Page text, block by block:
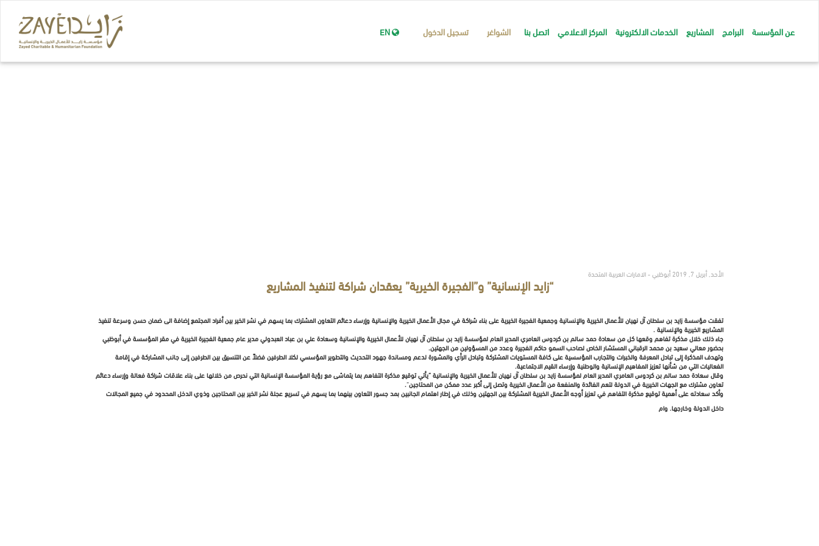
عن المؤسسة البرامج المشاريع الخدمات الالكترونية المركز الاعلامي اتصل بنا الشواغر تسجيل الدخول
الأحد, أبريل 7, 2019 أبوظبي - الامارات العربية المتحدة “زايد الإنسانية” و”الفجيرة الخيرية” يعقدان شراكة لتنفيذ المشاريع
تفقت مؤسسة زايد بن سلطان آل نهيان للأعمال الخيرية والإنسانية وجمعية الفجيرة الخيرية على بناء شراكة في مجال الأعمال الخيرية والإنسانية وإرساء دعائم التعاون المشترك بما يسهم في نشر الخير بين أفراد المجتمع إضافة الى ضمان حسن وسرعة تنفيذ
المشاريع الخيرية والإنسانية .
جاء ذلك خلال مذكرة تفاهم وقعها كل من سعادة حمد سالم بن كردوس العامري المدير العام لمؤسسة زايد بن سلطان آل نهيان للأعمال الخيرية والإنسانية وسعادة علي بن عباد العبدولي مدير عام جمعية الفجيرة الخيرية في مقر المؤسسة في أبوظبي
بحضور معالي سعيد بن محمد الرقباني المستشار الخاص لصاحب السمو حاكم الفجيرة وعدد من المسؤولين من الجهتين.
وتهدف المذكرة إلى تبادل المعرفة والخبرات والتجارب المؤسسية على كافة المستويات المشتركة وتبادل الرأي والمشورة لدعم ومساندة جهود التحديث والتطوير المؤسسي لكلا الطرفين فضلاً عن التنسيق بين الطرفين إلى جانب المشاركة في إقامة
الفعاليات التي من شأنها تعزيز المفاهيم الإنسانية والوطنية وإرساء القيم الاجتماعية.
وقال سعادة حمد سالم بن كردوس العامري المدير العام لمؤسسة زايد بن سلطان آل نهيان للأعمال الخيرية والإنسانية “يأتي توقيع مذكرة التفاهم بما يتماشى مع رؤية المؤسسة الإنسانية التي نحرص من خلالها على بناء علاقات شراكة فعالة وإرساء دعائم
تعاون مشترك مع الجهات الخيرية في الدولة لتعم الفائدة والمنفعة من الأعمال الخيرية وتصل إلى أكبر عدد ممكن من المحتاجين”.
وأكد سعادته على أهمية توقيع مذكرة التفاهم في تعزيز أوجه الأعمال الخيرية المشتركة بين الجهتين وذلك في إطار اهتمام الجانبين بمد جسور التعاون بينهما بما يسهم في تسريع عجلة نشر الخير بين المحتاجين وذوي الدخل المحدود في جميع المجالات
داخل الدولة وخارجها. وام